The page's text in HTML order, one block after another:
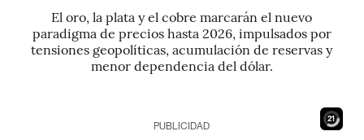
El oro, la plata y el cobre marcarán el nuevo
paradigma de precios hasta 2026, impulsados por
tensiones geopolíticas, acumulación de reservas y
menor dependencia del dólar.
19
PUBLICIDAD